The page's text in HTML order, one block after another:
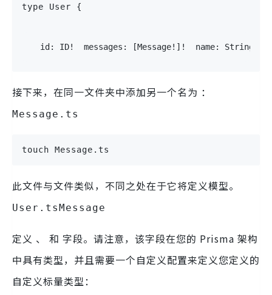
type User {
id : ID! messages : [Message! ] ! name: String
接下来，在同一文件夹中添加另一个名为 ：
Message.ts
touch Message.ts
此文件与文件类似，不同之处在于它将定义模型。
User.ts Message
定义 、 和 字段。请注意，该字段在您的 Prisma 架构
中具有类型，并且需要一个自定义配置来定义您定义的
自定义标量类型：